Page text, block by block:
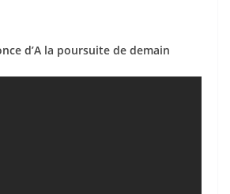
d’A la poursuite de demain